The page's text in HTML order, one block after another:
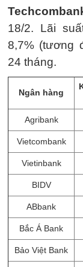
18/2. Lãi
8,7% (tương
24 tháng.
Ngân hàng
Agribank
Vietcombank
Vietinbank
BIDV
ABbank
Bắc Á Bank
Bảo Việt Bank